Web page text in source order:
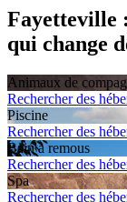
Fayetteville
qui change
Animaux de
Rechercher des
Piscine
Rechercher des
Bain à remous
Rechercher des
Spa
Rechercher des